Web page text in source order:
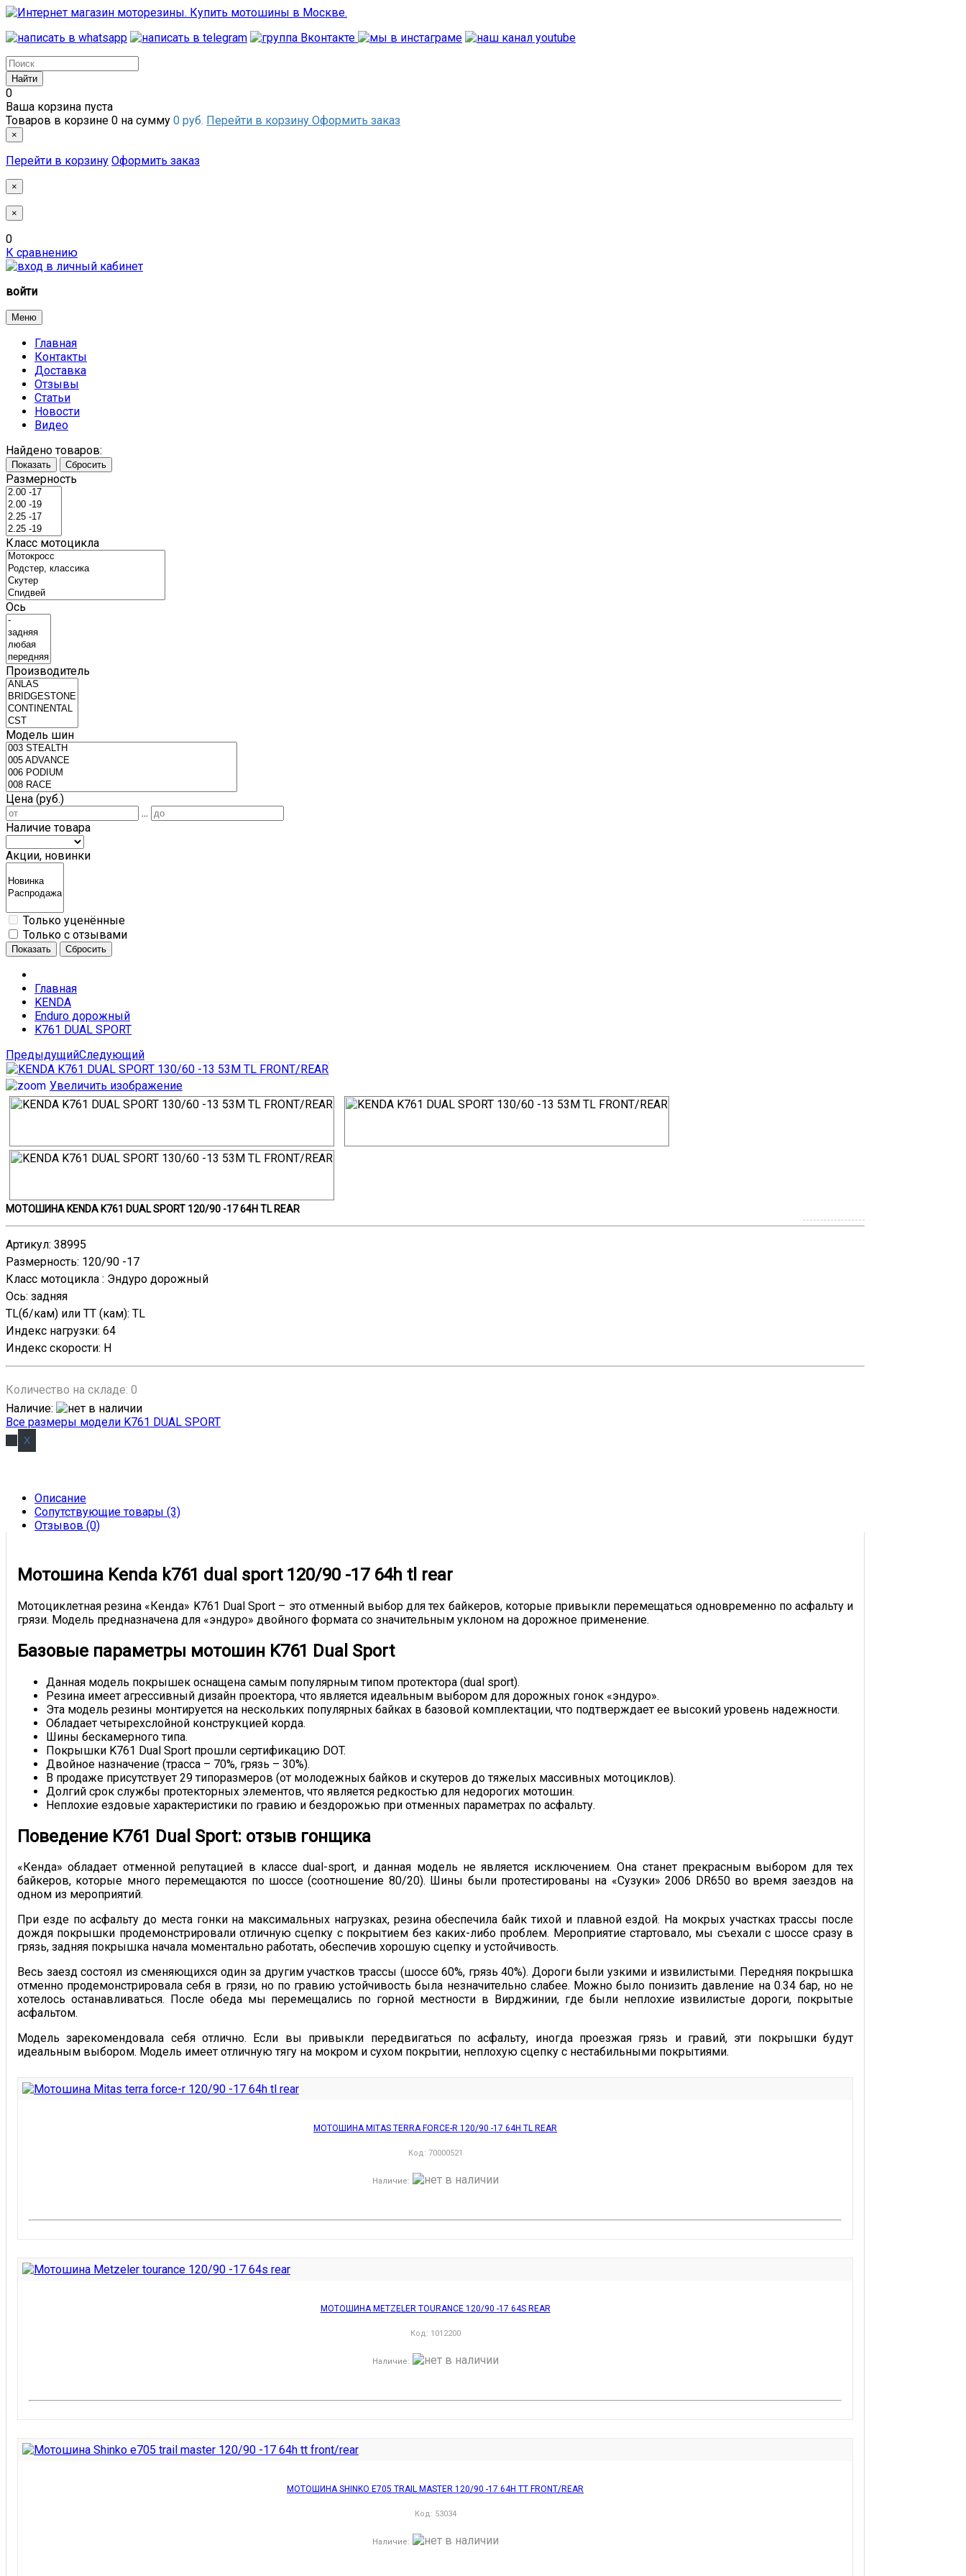
0
Ваша корзина пуста
Товаров в корзине 0 на сумму 0 руб. Перейти в корзину Оформить заказ
×
Перейти в корзину Оформить заказ
×
×
0
К сравнению
войти
Меню
Главная
Контакты
Доставка
Отзывы
Статьи
Новости
Видео
Найдено товаров:
Показать Сбросить
Размерность
Класс мотоцикла
Ось
Производитель
Модель шин
Цена (руб.)
...
Наличие товара
Акции, новинки
Только уценённые
Только с отзывами
Показать Сбросить
Главная
KENDA
Enduro дорожный
K761 DUAL SPORT
ПредыдущийСледующий
Увеличить изображение
МОТОШИНА KENDA K761 DUAL SPORT 120/90 -17 64H TL REAR
Артикул: 38995
Размерность: 120/90 -17
Класс мотоцикла : Эндурo дорожный
Ось: задняя
TL(б/кам) или TT (кам): TL
Индекс нагрузки: 64
Индекс скорости: H
Количество на складе: 0
Наличие:
Все размеры модели K761 DUAL SPORT
Описание
Сопутствующие товары (3)
Отзывов (0)
Мотошина Kenda k761 dual sport 120/90 -17 64h tl rear
Мотоциклетная резина «Кенда» K761 Dual Sport – это отменный выбор для тех байкеров, которые привыкли перемещаться одновременно по асфальту и
грязи. Модель предназначена для «эндуро» двойного формата со значительным уклоном на дорожное применение.
Базовые параметры мотошин K761 Dual Sport
Данная модель покрышек оснащена самым популярным типом протектора (dual sport).
Резина имеет агрессивный дизайн проектора, что является идеальным выбором для дорожных гонок «эндуро».
Эта модель резины монтируется на нескольких популярных байках в базовой комплектации, что подтверждает ее высокий уровень надежности.
Обладает четырехслойной конструкцией корда.
Шины бескамерного типа.
Покрышки K761 Dual Sport прошли сертификацию DOT.
Двойное назначение (трасса – 70%, грязь – 30%).
В продаже присутствует 29 типоразмеров (от молодежных байков и скутеров до тяжелых массивных мотоциклов).
Долгий срок службы протекторных элементов, что является редкостью для недорогих мотошин.
Неплохие ездовые характеристики по гравию и бездорожью при отменных параметрах по асфальту.
Поведение K761 Dual Sport: отзыв гонщика
«Кенда» обладает отменной репутацией в классе dual-sport, и данная модель не является исключением. Она станет прекрасным выбором для тех
байкеров, которые много перемещаются по шоссе (соотношение 80/20). Шины были протестированы на «Сузуки» 2006 DR650 во время заездов на
одном из мероприятий.
При езде по асфальту до места гонки на максимальных нагрузках, резина обеспечила байк тихой и плавной ездой. На мокрых участках трассы после
дождя покрышки продемонстрировали отличную сцепку с покрытием без каких-либо проблем. Мероприятие стартовало, мы съехали с шоссе сразу в
грязь, задняя покрышка начала моментально работать, обеспечив хорошую сцепку и устойчивость.
Весь заезд состоял из сменяющихся один за другим участков трассы (шоссе 60%, грязь 40%). Дороги были узкими и извилистыми. Передняя покрышка
отменно продемонстрировала себя в грязи, но по гравию устойчивость была незначительно слабее. Можно было понизить давление на 0.34 бар, но не
хотелось останавливаться. После обеда мы перемещались по горной местности в Вирджинии, где были неплохие извилистые дороги, покрытые
асфальтом.
Модель зарекомендовала себя отлично. Если вы привыкли передвигаться по асфальту, иногда проезжая грязь и гравий, эти покрышки будут
идеальным выбором. Модель имеет отличную тягу на мокром и сухом покрытии, неплохую сцепку с нестабильными покрытиями.
МОТОШИНА MITAS TERRA FORCE-R 120/90 -17 64H TL REAR
Код: 70000521
Наличие:
МОТОШИНА METZELER TOURANCE 120/90 -17 64S REAR
Код: 1012200
Наличие:
МОТОШИНА SHINKO E705 TRAIL MASTER 120/90 -17 64H TT FRONT/REAR
Код: 53034
Наличие: